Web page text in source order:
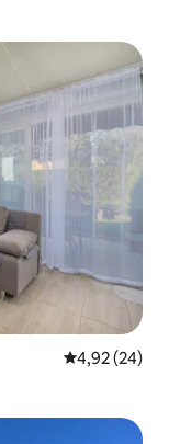
Gemiddelde
4,92 (24)